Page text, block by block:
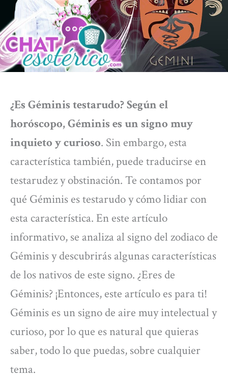
¿Es Géminis testarudo? Según el
horóscopo, Géminis es un signo muy
inquieto y curioso. Sin embargo, esta
característica también, puede traducirse en
testarudez y obstinación. Te contamos por
qué Géminis es testarudo y cómo lidiar con
esta característica. En este artículo
informativo, se analiza al signo del zodiaco de
Géminis y descubrirás algunas características
de los nativos de este signo. ¿Eres de
Géminis? ¡Entonces, este artículo es para ti!
Géminis es un signo de aire muy intelectual y
curioso, por lo que es natural que quieras
saber, todo lo que puedas, sobre cualquier
tema.